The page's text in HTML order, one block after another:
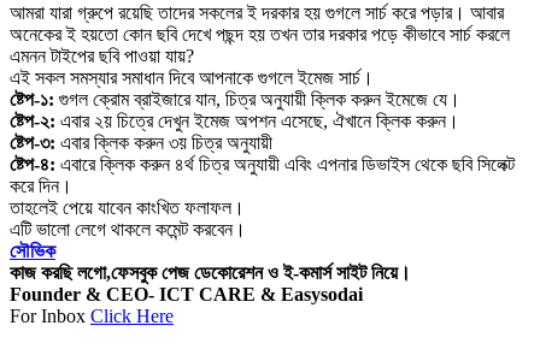
আমরা যারা গ্রুপে রয়েছি তাদের সকলের ই দরকার হয় গুগলে সার্চ করে পড়ার। আবার
অনেকের ই হয়তো কোন ছবি দেখে পছন্দ হয় তখন তার দরকার পড়ে কীভাবে সার্চ করলে
এমনন টাইপের ছবি পাওয়া যায়?
এই সকল সমস্যার সমাধান দিবে আপনাকে গুগলে ইমেজ সার্চ।
ষ্টেপ-১: গুগল ক্রোম ব্রাইজারে যান, চিত্র অনুযায়ী ক্লিক করুন ইমেজে যে।
ষ্টেপ-২: এবার ২য় চিত্রে দেখুন ইমেজ অপশন এসেছে, ঐখানে ক্লিক করুন।
ষ্টেপ-৩: এবার ক্লিক করুন ৩য় চিত্র অনুযায়ী
ষ্টেপ-৪: এবারে ক্লিক করুন ৪র্থ চিত্র অনুযায়ী এবিং এপনার ডিভাইস থেকে ছবি সিলেক্ট
করে দিন।
তাহলেই পেয়ে যাবেন কাংখিত ফলাফল।
এটি ভালো লেগে থাকলে কমেন্ট করবেন।
সৌভিক
কাজ করছি লগো,ফেসবুক পেজ ডেকোরেশন ও ই-কমার্স সাইট নিয়ে।
Founder & CEO- ICT CARE & Easysodai
For Inbox Click Here